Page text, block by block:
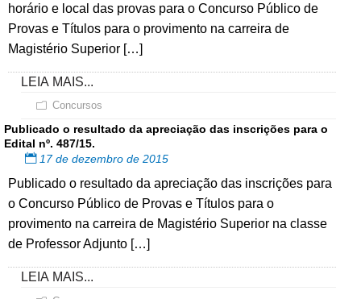
horário e local das provas para o Concurso Público de
Provas e Títulos para o provimento na carreira de
Magistério Superior […]
LEIA MAIS...
Concursos
Publicado o resultado da apreciação das inscrições para o
Edital nº. 487/15.
17 de dezembro de 2015
Publicado o resultado da apreciação das inscrições para
o Concurso Público de Provas e Títulos para o
provimento na carreira de Magistério Superior na classe
de Professor Adjunto […]
LEIA MAIS...